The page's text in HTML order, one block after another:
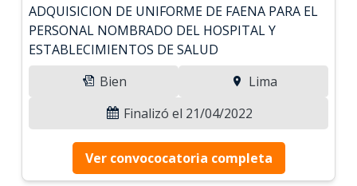
ADQUISICION DE UNIFORME DE FAENA PARA EL
PERSONAL NOMBRADO DEL HOSPITAL Y
ESTABLECIMIENTOS DE SALUD
Bien
Lima
Finalizó el 21/04/2022
Ver convococatoria completa